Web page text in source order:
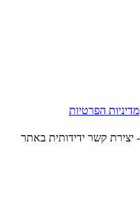
מדיניות הפרטיות